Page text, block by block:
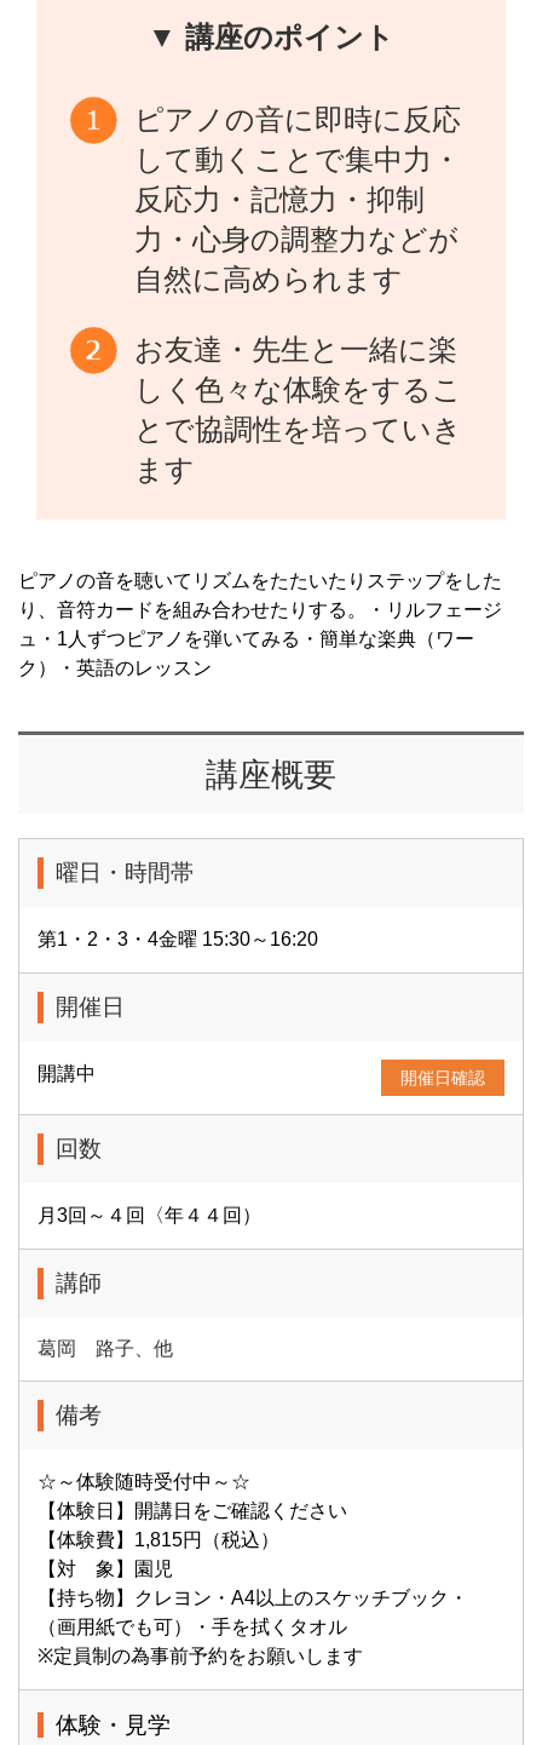
▼ 講座のポイント
ピアノの音に即時に反応
して動くことで集中力・
反応力・記憶力・抑制
力・心身の調整力などが
自然に高められます
お友達・先生と一緒に楽
しく色々な体験をするこ
とで協調性を培っていき
ます
ピアノの音を聴いてリズムをたたいたりステップをした
り、音符カードを組み合わせたりする。・リルフェージ
ュ・1人ずつピアノを弾いてみる・簡単な楽典（ワー
ク）・英語のレッスン
講座概要
曜日・時間帯
第1・2・3・4金曜 15:30～16:20
開催日
開講中 開催日確認
回数
月3回～４回〈年４４回）
講師
葛岡 路子、他
備考
☆～体験随時受付中～☆
【体験日】開講日をご確認ください
【体験費】1,815円（税込）
【対 象】園児
【持ち物】クレヨン・A4以上のスケッチブック・
（画用紙でも可）・手を拭くタオル
※定員制の為事前予約をお願いします
体験・見学